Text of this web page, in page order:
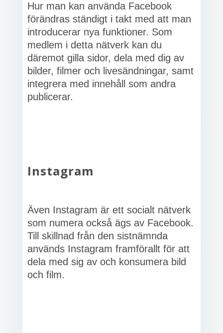
Hur man kan använda Facebook
förändras ständigt i takt med att man
introducerar nya funktioner. Som
medlem i detta nätverk kan du
däremot gilla sidor, dela med dig av
bilder, filmer och livesändningar, samt
integrera med innehåll som andra
publicerar.
Instagram
Även Instagram är ett socialt nätverk
som numera också ägs av Facebook.
Till skillnad från den sistnämnda
används Instagram framförallt för att
dela med sig av och konsumera bild
och film.